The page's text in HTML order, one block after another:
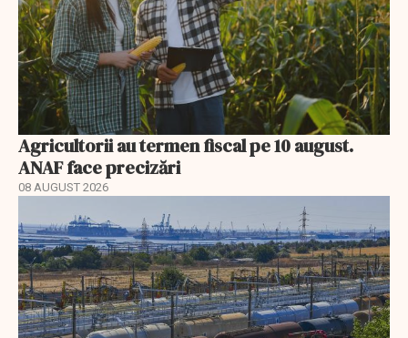
Agricultorii au termen fiscal pe 10 august.
ANAF face precizări
08 AUGUST 2026